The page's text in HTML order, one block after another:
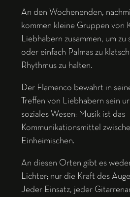
An den Wochenenden,
kommen kleine Gruppen von
Liebhabern zusammen, um zu
oder einfach Palmas zu
Rhythmus zu halten.
Der Flamenco bewahrt in
Treffen von Liebhabern sein
soziales Wesen: Musik ist das
Kommunikationsmittel
Einheimischen.
An diesen Orten gibt es
Lichter; nur die Kraft des
Jeder Einsatz, jeder